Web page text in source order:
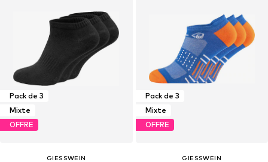
Pack de 3
Mixte
OFFRE
GIESSWEIN
Pack de 3
Mixte
OFFRE
GIESSWEIN